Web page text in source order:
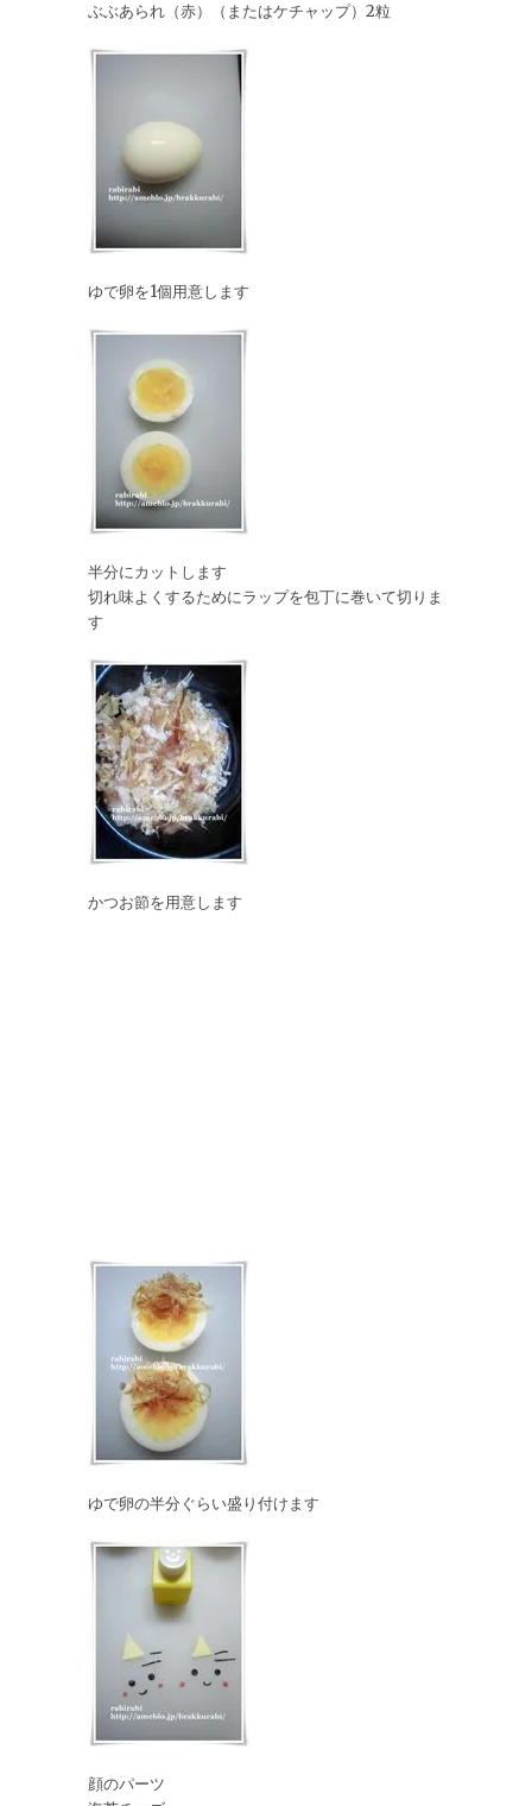
ぶぶあられ（赤）（またはケチャップ）2粒
ゆで卵を1個用意します
半分にカットします
切れ味よくするためにラップを包丁に巻いて切りま
す
かつお節を用意します
ゆで卵の半分ぐらい盛り付けます
顔のパーツ